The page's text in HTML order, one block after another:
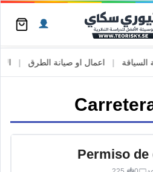
اعمال او صيانة الطرق
Permiso